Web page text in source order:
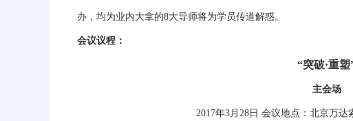
办，均为业内大拿的8大导师将为学员传道解惑。
会议议程：
“突破·重塑
主会场
2017年3月28日 会议地点：北京万